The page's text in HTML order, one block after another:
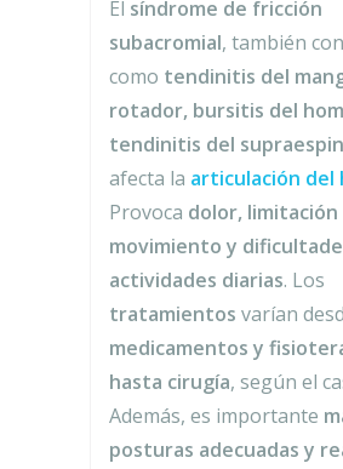
El síndrome de fricción
subacromial, también
como tendinitis del
rotador, bursitis del
tendinitis del
afecta la articulación del
Provoca dolor, limitación
movimiento y
actividades diarias. Los
tratamientos varían
medicamentos y
hasta cirugía, según el
Además, es importante
posturas adecuadas y